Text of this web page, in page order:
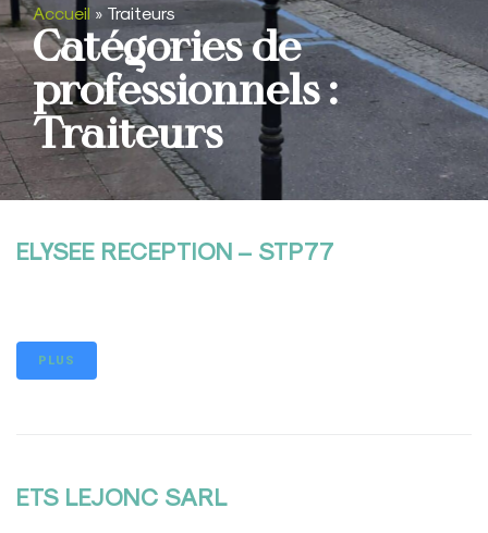
Accueil » Traiteurs
Catégories de
professionnels :
Traiteurs
ELYSEE RECEPTION – STP77
PLUS
ETS LEJONC SARL